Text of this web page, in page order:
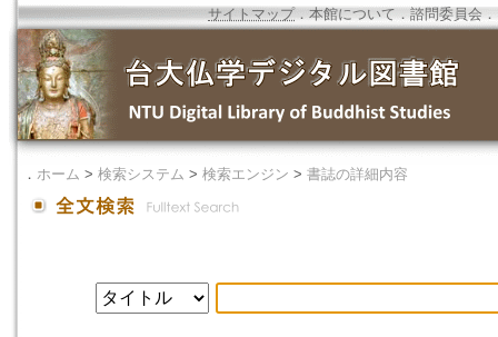
サイトマップ．本館について ． 諮問委員会 ．
． ホーム > 検索システム > 検索エンジン > 書誌の詳細内容